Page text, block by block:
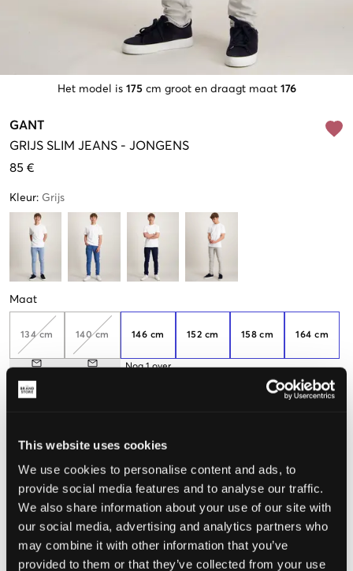
This website uses cookies
We use cookies to personalise content and ads, to
provide social media features and to analyse our traffic.
We also share information about your use of our site with
our social media, advertising and analytics partners who
may combine it with other information that you’ve
provided to them or that they’ve collected from your use
Het model is 175 cm groot en draagt maat 176
GANT
GRIJS SLIM JEANS - JONGENS
85 €
Kleur: Grijs
Maat
134 cm 140 cm 146 cm
Nog 1 over
152 cm 158 cm 164 cm
170 cm
Te klein Perfect Te groot
KIES EEN MAAT